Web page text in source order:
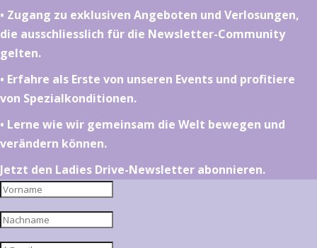
•⁠ ⁠⁠Zugang zu exklusiven Angeboten und Verlosungen,
die ausschliesslich für die Newsletter-Community
gelten.
•⁠ ⁠⁠Erfahre als Erste von unseren Events und profitiere
von Spezialkonditionen.
•⁠ ⁠⁠Lerne wie wir gemeinsam die Welt bewegen und
verändern können.
Jetzt den Ladies Drive-Newsletter abonnieren.